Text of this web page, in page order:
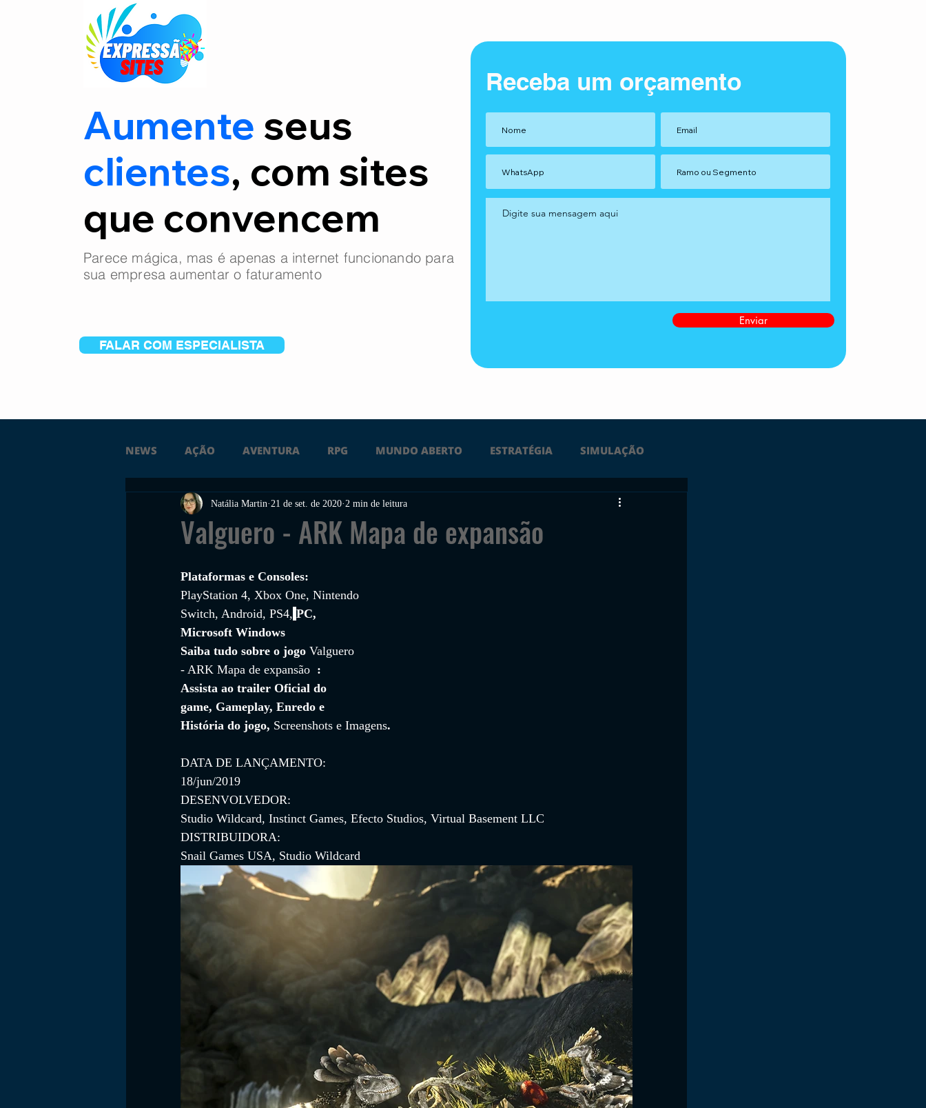
Aumente seus
clientes, com sites
que convencem
Parece mágica, mas é apenas a internet funcionando para
sua empresa aumentar o faturamento
FALAR COM ESPECIALISTA
Receba um orçamento
Enviar
NEWS AÇÃO AVENTURA RPG MUNDO ABERTO ESTRATÉGIA SIMULAÇÃO
FICÇÃO TERROR PC PS4 PS5 ÚLTIMAS
SOBREVIVÊNCIA CONSTRUÇÃO
FILMES
Valguero - ARK Mapa de expansão
Natália Martin 21 de set. de 2020 2 min de leitura
Plataformas e Consoles:
PlayStation 4, Xbox One, Nintendo
Switch, Android, PS4, PC,
Microsoft Windows
Saiba tudo sobre o jogo Valguero
- ARK Mapa de expansão :
Assista ao trailer Oficial do
game, Gameplay, Enredo e
História do jogo, Screenshots e Imagens.
DATA DE LANÇAMENTO:
18/jun/2019
DESENVOLVEDOR:
Studio Wildcard, Instinct Games, Efecto Studios, Virtual Basement LLC
DISTRIBUIDORA:
Snail Games USA, Studio Wildcard